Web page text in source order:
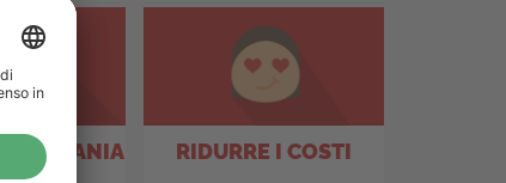
GERMANIA RIDURRE I COSTI